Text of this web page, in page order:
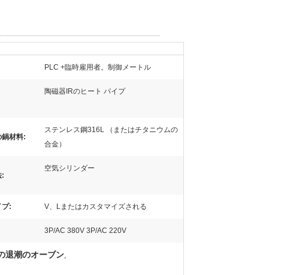
PLC +臨時雇用者。制御メートル
陶磁器IRのヒート パイプ
鍋材料:
ステンレス鋼316L （またはチタニウムの
合金）
:
空気シリンダー
プ: V、Lまたはカスタマイズされる
3P/AC 380V 3P/AC 220V
退潮のオーブン,